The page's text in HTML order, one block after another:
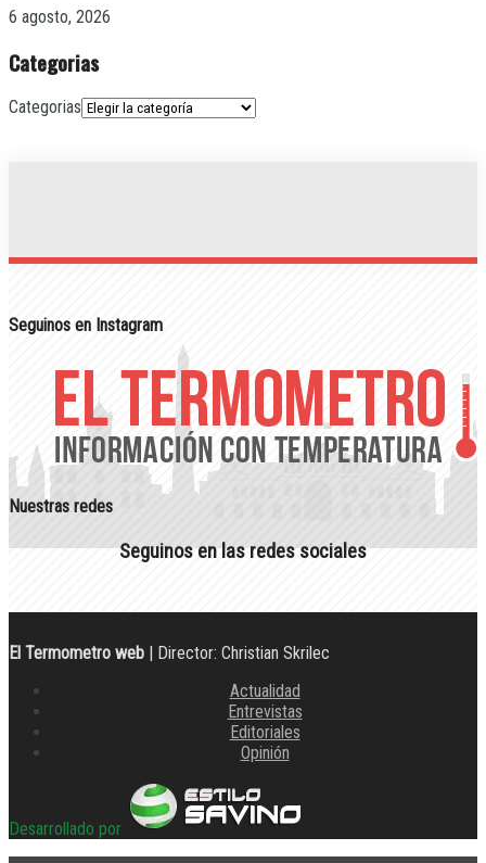
6 agosto, 2026
Categorias
Categorias
Seguinos en Instagram
Nuestras redes
Seguinos en las redes sociales
El Termometro web | Director: Christian Skrilec
Actualidad
Entrevistas
Editoriales
Opinión
Desarrollado por